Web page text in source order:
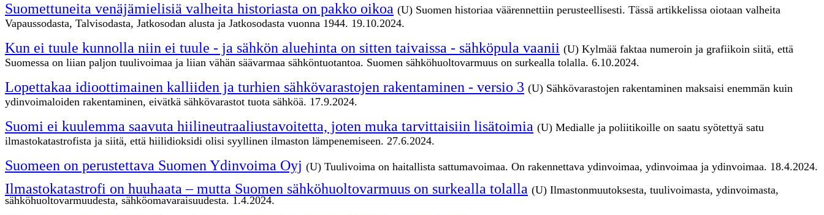
Suomettuneita venäjämielisiä valheita historiasta on pakko oikoa (U) Suomen historiaa väärennettiin perusteellisesti. Tässä artikkelissa oiotaan valheita
Vapaussodasta, Talvisodasta, Jatkosodan alusta ja Jatkosodasta vuonna 1944. 19.10.2024.
Kun ei tuule kunnolla niin ei tuule - ja sähkön aluehinta on sitten taivaissa - sähköpula vaanii (U) Kylmää faktaa numeroin ja grafiikoin siitä, että
Suomessa on liian paljon tuulivoimaa ja liian vähän säävarmaa sähköntuotantoa. Suomen sähköhuoltovarmuus on surkealla tolalla. 6.10.2024.
Lopettakaa idioottimainen kalliiden ja turhien sähkövarastojen rakentaminen - versio 3 (U) Sähkövarastojen rakentaminen maksaisi enemmän kuin
ydinvoimaloiden rakentaminen, eivätkä sähkövarastot tuota sähköä. 17.9.2024.
Suomi ei kuulemma saavuta hiilineutraaliustavoitetta, joten muka tarvittaisiin lisätoimia (U) Medialle ja poliitikoille on saatu syötettyä satu
ilmastokatastrofista ja siitä, että hiilidioksidi olisi syyllinen ilmaston lämpenemiseen. 27.6.2024.
Suomeen on perustettava Suomen Ydinvoima Oyj (U) Tuulivoima on haitallista sattumavoimaa. On rakennettava ydinvoimaa, ydinvoimaa ja ydinvoimaa. 18.4.2024.
Ilmastokatastrofi on huuhaata – mutta Suomen sähköhuoltovarmuus on surkealla tolalla (U) Ilmastonmuutoksesta, tuulivoimasta, ydinvoimasta,
sähköhuoltovarmuudesta, sähköomavaraisuudesta. 1.4.2024.